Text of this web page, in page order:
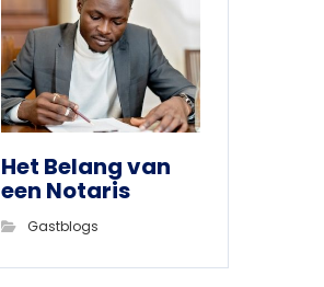
Het Belang van
een Notaris
Gastblogs